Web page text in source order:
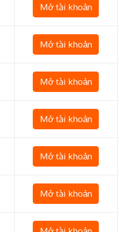
Mở tài khoản
Mở tài khoản
Mở tài khoản
Mở tài khoản
Mở tài khoản
Mở tài khoản